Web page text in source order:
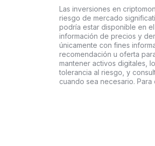
Las inversiones en
riesgo de mercado
podría estar disponible en
información de precios y
únicamente con fines
recomendación u oferta
mantener activos digitales,
tolerancia al riesgo, y
cuando sea necesario.